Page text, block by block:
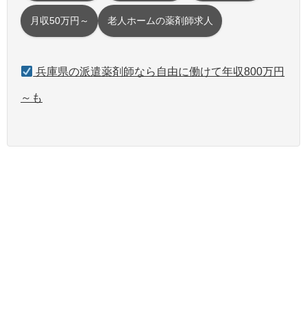
月収50万円～ 老人ホームの薬剤師求人
兵庫県の派遣薬剤師なら自由に働けて年収800万円
～も